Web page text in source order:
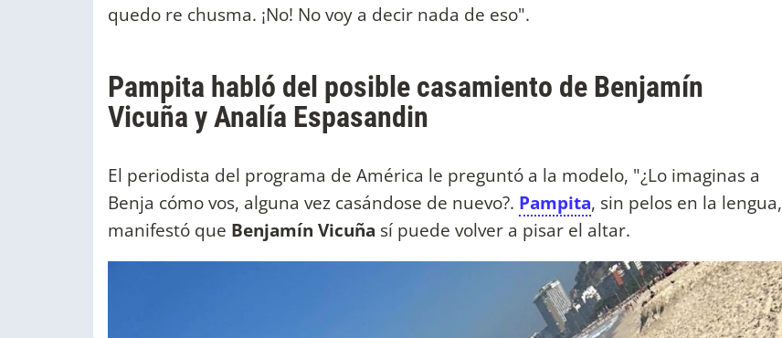
quedo re chusma. ¡No! No voy a decir nada de eso".
Pampita habló del posible casamiento de Benjamín
Vicuña y Analía Espasandin
El periodista del programa de América le preguntó a la modelo, "¿Lo imaginas a
Benja cómo vos, alguna vez casándose de nuevo?. Pampita, sin pelos en la lengua,
manifestó que Benjamín Vicuña sí puede volver a pisar el altar.